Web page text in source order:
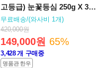
고등급) 눈꽃등심 250g X 3팩
세트
무료배송/(와사비 1개)
420,000원
149,000원 65%
3,428개 구매중
명품관 한우